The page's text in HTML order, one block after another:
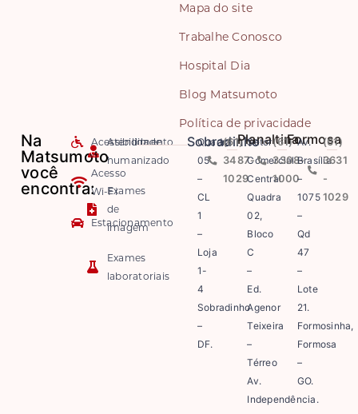
Mapa do site
Trabalhe Conosco
Hospital Dia
Blog Matsumoto
Política de privacidade
Na
Matsumoto
você
encontra:
Acessibilidade
Acesso
Wi-Fi
Estacionamento
Atendimento
humanizado
Exames
de
imagem
Exames
laboratoriais
Sobradinho
Quadra
05
–
CL
1
–
Loja
1-
4
Sobradinho
–
DF.
(61)
3487-
1029
Planaltina
Setor
Comercial
Central
Quadra
02,
Bloco
C
–
Ed.
Agenor
Teixeira
–
Térreo
Av.
Independência.
(61)
3308-
1000
Formosa
Av.
Brasília
–
1075
–
Qd
47
–
Lote
21.
Formosinha,
Formosa
–
GO.
(61)
3631
-
1029